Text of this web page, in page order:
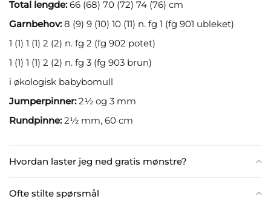
Hvordan laster jeg ned gratis mønstre?
Ofte stilte spørsmål
Total lengde:66 (68) 70 (72) 74 (76) cm
Garnbehov:8 (9) 9 (10) 10 (11) n. fg 1 (fg 901 ubleket)
1 (1) 1 (1) 2 (2) n. fg 2 (fg 902 potet)
1 (1) 1 (1) 2 (2) n. fg 3 (fg 903 brun)
i økologisk babybomull
Jumperpinner:2½ og 3 mm
Rundpinne:2½ mm, 60 cm